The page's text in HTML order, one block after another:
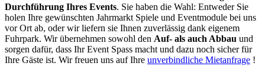
Durchführung Ihres Events. Sie haben die Wahl: Entweder Sie
holen Ihre gewünschten Jahrmarkt Spiele und Eventmodule bei uns
vor Ort ab, oder wir liefern sie Ihnen zuverlässig dank eigenem
Fuhrpark. Wir übernehmen sowohl den Auf- als auch Abbau und
sorgen dafür, dass Ihr Event Spass macht und dazu noch sicher für
Ihre Gäste ist. Wir freuen uns auf Ihre unverbindliche Mietanfrage !